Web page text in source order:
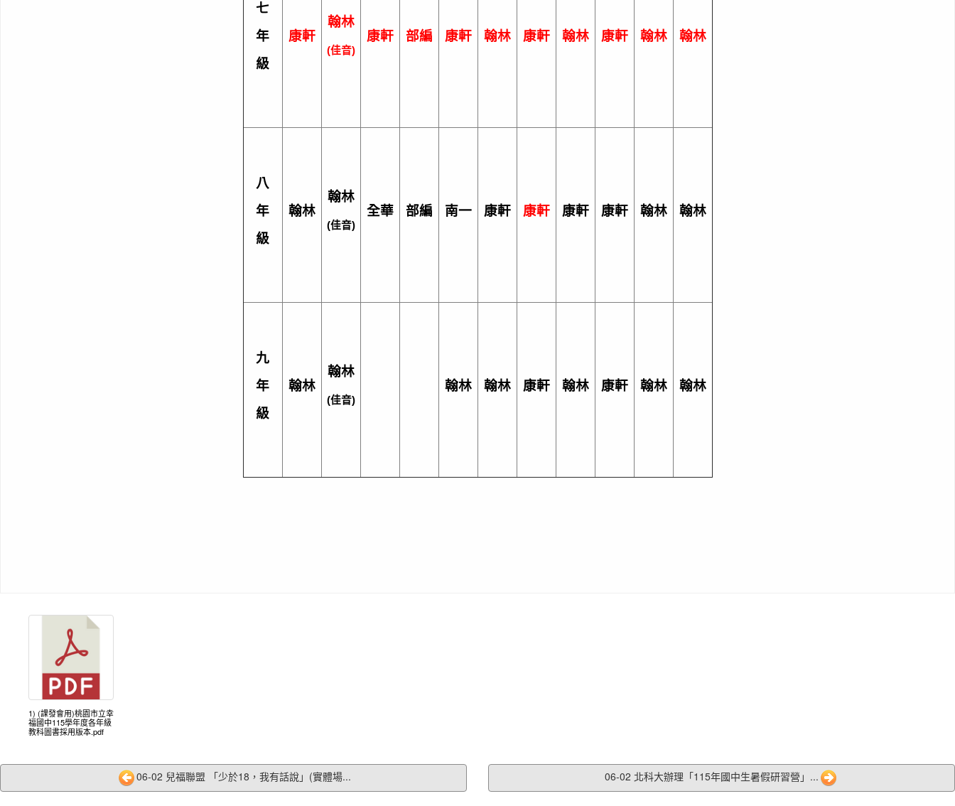
七
年
級
康軒
翰林
(佳音)
康軒 部編 康軒 翰林 康軒 翰林 康軒 翰林 翰林
八
年
級
翰林
翰林
(佳音)
全華 部編 南一 康軒 康軒 康軒 康軒 翰林 翰林
九
年
級
翰林
翰林
(佳音)
翰林 翰林 康軒 翰林 康軒 翰林 翰林
1) (課發會用)桃園市立幸
福國中115學年度各年級
教科圖書採用版本.pdf
06-02 兒福聯盟 「少於18，我有話說」(實體場... 06-02 北科大辦理「115年國中生暑假研習營」...